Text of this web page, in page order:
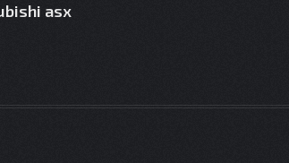
asx